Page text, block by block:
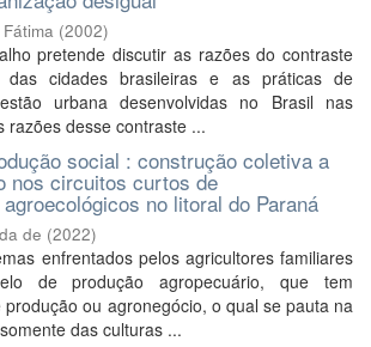
(2002)
pretende discutir as razões do contraste
cidades brasileiras e as práticas de
urbana desenvolvidas no Brasil nas
razões desse contraste ...
social : construção coletiva a
nos circuitos curtos de
no litoral do Paraná
de (2022)
enfrentados pelos agricultores familiares
de produção agropecuário, que tem
ou agronegócio, o qual se pauta na
das culturas ...